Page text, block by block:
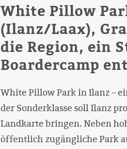
White Pillow
(Ilanz/Laax),
die Region, ein
Boardercamp
White Pillow Park in Ilanz –
der Sonderklasse soll Ilanz
Landkarte bringen. Neben
öffentlich zugängliche Park